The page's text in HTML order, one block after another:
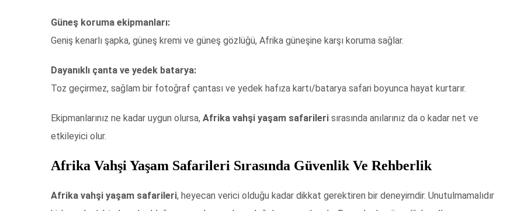
Güneş koruma ekipmanları:
Geniş kenarlı şapka, güneş kremi ve güneş gözlüğü, Afrika güneşine karşı koruma sağlar.
Dayanıklı çanta ve yedek batarya:
Toz geçirmez, sağlam bir fotoğraf çantası ve yedek hafıza kartı/batarya safari boyunca hayat kurtarır.
Ekipmanlarınız ne kadar uygun olursa, Afrika vahşi yaşam safarileri sırasında anılarınız da o kadar net ve
etkileyici olur.
Afrika Vahşi Yaşam Safarileri Sırasında Güvenlik Ve Rehberlik
Afrika vahşi yaşam safarileri, heyecan verici olduğu kadar dikkat gerektiren bir deneyimdir. Unutulmamalıdır